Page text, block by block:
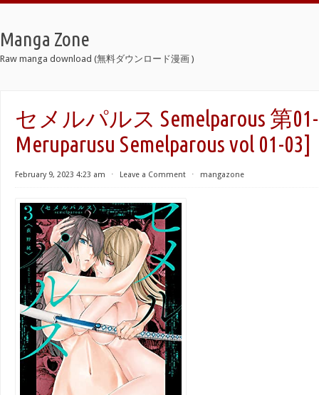
Manga Zone
Raw manga download (無料ダウンロード漫画 )
セメルパルス Semelparous 第
Meruparusu Semelparous vol 01-03]
February 9, 2023 4:23 am ⋅ Leave a Comment ⋅ mangazone